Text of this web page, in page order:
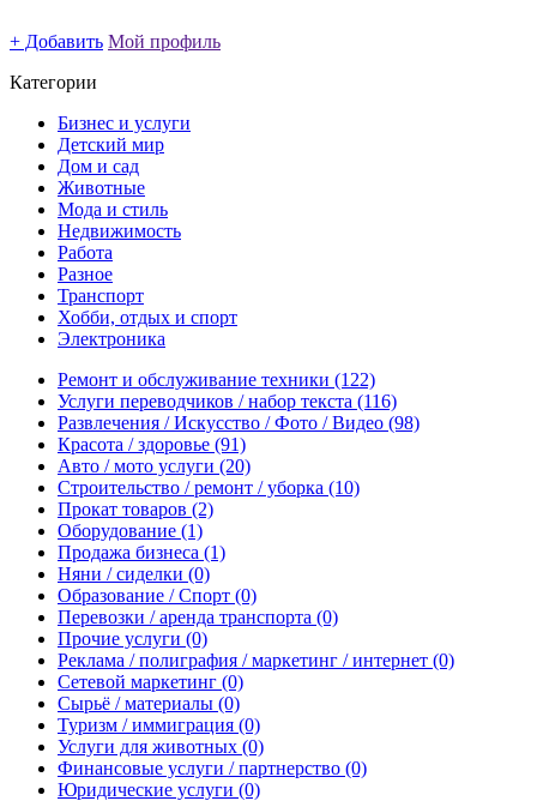
+ Добавить Мой профиль
Категории
Бизнес и услуги
Детский мир
Дом и сад
Животные
Мода и стиль
Недвижимость
Работа
Разное
Транспорт
Хобби, отдых и спорт
Электроника
Ремонт и обслуживание техники (122)
Услуги переводчиков / набор текста (116)
Развлечения / Искусство / Фото / Видео (98)
Красота / здоровье (91)
Авто / мото услуги (20)
Строительство / ремонт / уборка (10)
Прокат товаров (2)
Оборудование (1)
Продажа бизнеса (1)
Няни / сиделки (0)
Образование / Спорт (0)
Перевозки / аренда транспорта (0)
Прочие услуги (0)
Реклама / полиграфия / маркетинг / интернет (0)
Сетевой маркетинг (0)
Сырьё / материалы (0)
Туризм / иммиграция (0)
Услуги для животных (0)
Финансовые услуги / партнерство (0)
Юридические услуги (0)